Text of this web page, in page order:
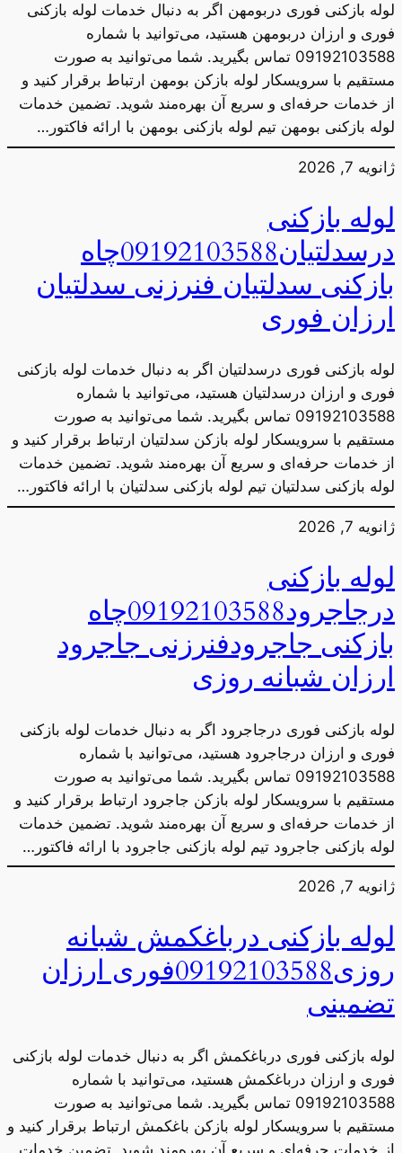
لوله بازکنی فوری دربومهن اگر به دنبال خدمات لوله بازکنی
فوری و ارزان دربومهن هستید، می‌توانید با شماره
09192103588 تماس بگیرید. شما می‌توانید به صورت
مستقیم با سرویسکار لوله بازکن بومهن ارتباط برقرار کنید و
از خدمات حرفه‌ای و سریع آن بهره‌مند شوید. تضمین خدمات
لوله بازکنی بومهن تیم لوله بازکنی بومهن با ارائه فاکتور…
ژانویه 7, 2026
لوله بازکنی
درسدلتیان09192103588چاه
بازکنی سدلتیان فنرزنی سدلتیان
ارزان فوری
لوله بازکنی فوری درسدلتیان اگر به دنبال خدمات لوله بازکنی
فوری و ارزان درسدلتیان هستید، می‌توانید با شماره
09192103588 تماس بگیرید. شما می‌توانید به صورت
مستقیم با سرویسکار لوله بازکن سدلتیان ارتباط برقرار کنید و
از خدمات حرفه‌ای و سریع آن بهره‌مند شوید. تضمین خدمات
لوله بازکنی سدلتیان تیم لوله بازکنی سدلتیان با ارائه فاکتور…
ژانویه 7, 2026
لوله بازکنی
درجاجرود09192103588چاه
بازکنی جاجرودفنرزنی جاجرود
ارزان شبانه روزی
لوله بازکنی فوری درجاجرود اگر به دنبال خدمات لوله بازکنی
فوری و ارزان درجاجرود هستید، می‌توانید با شماره
09192103588 تماس بگیرید. شما می‌توانید به صورت
مستقیم با سرویسکار لوله بازکن جاجرود ارتباط برقرار کنید و
از خدمات حرفه‌ای و سریع آن بهره‌مند شوید. تضمین خدمات
لوله بازکنی جاجرود تیم لوله بازکنی جاجرود با ارائه فاکتور…
ژانویه 7, 2026
لوله بازکنی درباغکمش شبانه
روزی09192103588فوری ارزان
تضمینی
لوله بازکنی فوری درباغکمش اگر به دنبال خدمات لوله بازکنی
فوری و ارزان درباغکمش هستید، می‌توانید با شماره
09192103588 تماس بگیرید. شما می‌توانید به صورت
مستقیم با سرویسکار لوله بازکن باغکمش ارتباط برقرار کنید و
از خدمات حرفه‌ای و سریع آن بهره‌مند شوید. تضمین خدمات